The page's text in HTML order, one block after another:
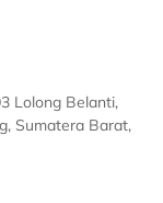
Lolong Belanti,
Sumatera Barat,